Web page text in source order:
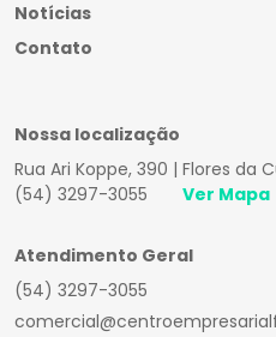
Notícias
Contato
Nossa localização
Rua Ari Koppe, 390 | Flores da
(54) 3297-3055
Ver Mapa
Atendimento Geral
(54) 3297-3055